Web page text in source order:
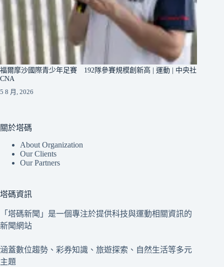
福爾摩沙國際青少年足賽 192隊參賽規模創新高 | 運動 | 中央社
CNA
5 8 月, 2026
關於塔碼
About Organization
Our Clients
Our Partners
塔碼資訊
「塔碼新聞」是一個專注於提供科技與運動相關資訊的
新聞網站
涵蓋數位趨勢、彩券知識、旅遊探索、自然生活等多元
主題